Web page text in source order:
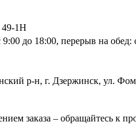
49-1Н
до 18:00, перерыв на
р-н, г. Дзержинск, ул.
заказа – обращайтесь к